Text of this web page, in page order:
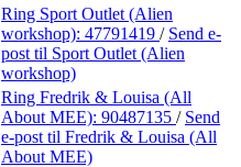
Ring Sport Outlet (Alien
workshop): 47791419 / Send e-
post til Sport Outlet (Alien
workshop)
Ring Fredrik & Louisa (All
About MEE): 90487135 / Send
e-post til Fredrik & Louisa (All
About MEE)